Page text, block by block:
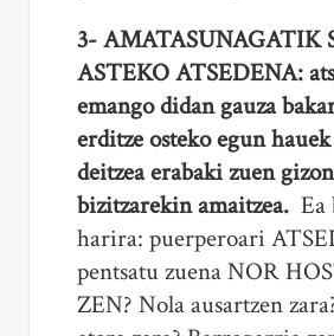
3- AMATASUNAGATIK
ASTEKO ATSEDENA:
emango didan gauza
erditze osteko egun
deitzea erabaki zuen
bizitzarekin amaitzea. Ea
harira: puerperoari
pentsatu zuena NOR
ZEN? Nola ausartzen